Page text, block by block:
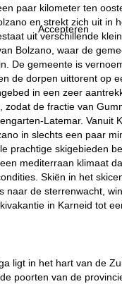
Accepteren
paar kilometer ten
en strekt zich uit in
uit verschillende
Bolzano, waar de
De gemeente is
de dorpen uittorent op
in een zeer
zodat de fractie van
Latemar. Vanuit
in slechts een paar
prachtige skigebieden
mediterraan klimaat
Skiën in het
naar de sterrenwacht,
in Karneid tot
ligt in het hart van de
poorten van de